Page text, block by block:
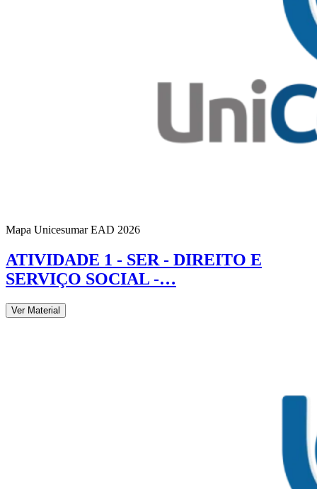
Mapa Unicesumar EAD 2026
ATIVIDADE 1 - SER - DIREITO E
SERVIÇO SOCIAL -…
Ver Material